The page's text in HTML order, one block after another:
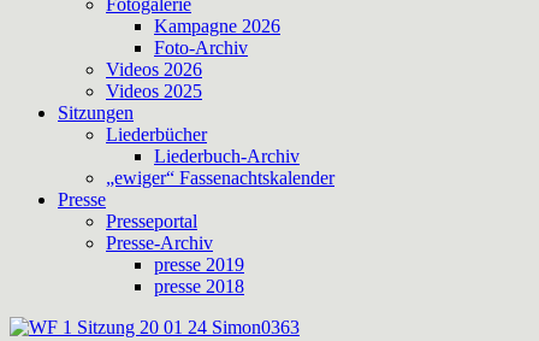
Fotogalerie
Kampagne 2026
Foto-Archiv
Videos 2026
Videos 2025
Sitzungen
Liederbücher
Liederbuch-Archiv
„ewiger“ Fassenachtskalender
Presse
Presseportal
Presse-Archiv
presse 2019
presse 2018